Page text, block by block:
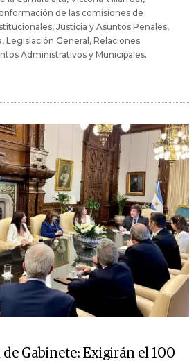
de las comisiones de
Justicia y Asuntos Penales,
Legislación General, Relaciones
Administrativos y Municipales.
Gabinete: Exigirán el 100